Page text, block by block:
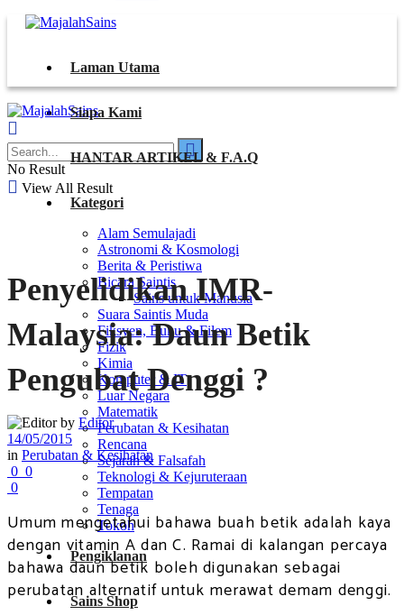
Laman Utama
Siapa Kami
HANTAR ARTIKEL & F.A.Q
Kategori
Alam Semulajadi
Astronomi & Kosmologi
Berita & Peristiwa
Bicara Saintis
Sains untuk Manusia
Suara Saintis Muda
Fiksyen, Buku & Filem
Fizik
Kimia
Komputer & IT
Luar Negara
Matematik
Perubatan & Kesihatan
Rencana
Sejarah & Falsafah
Teknologi & Kejuruteraan
Tempatan
Tenaga
Tokoh
Pengiklanan
Sains Shop
No Result
View All Result
Penyelidikan IMR-
Malaysia: Daun Betik
Pengubat Denggi ?
by Editor
14/05/2015
in Perubatan & Kesihatan
0 0
0
Umum mengetahui bahawa buah betik adalah kaya
dengan vitamin A dan C. Ramai di kalangan percaya
bahawa daun betik boleh digunakan sebagai
perubatan alternatif untuk merawat demam denggi.